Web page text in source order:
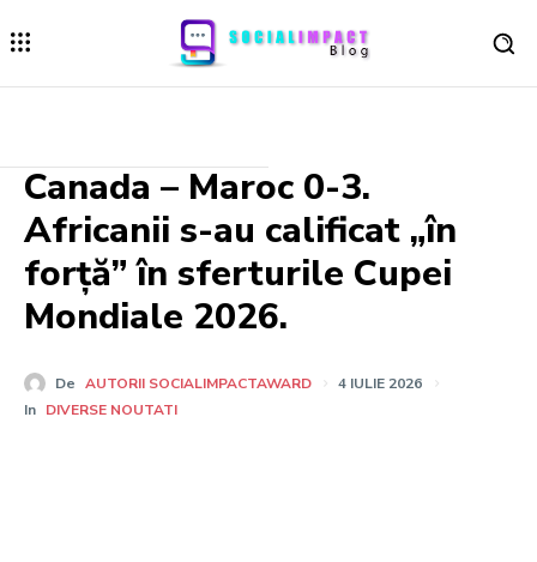
Canada – Maroc 0-3.
Africanii s-au calificat „în
forță” în sferturile Cupei
Mondiale 2026.
De AUTORII SOCIALIMPACTAWARD
4 IULIE 2026
In DIVERSE NOUTATI